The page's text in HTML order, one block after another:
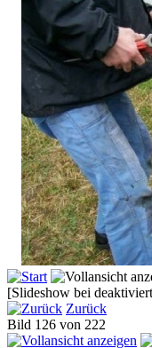
[Slideshow bei
Zurück
Bild 126 von 222